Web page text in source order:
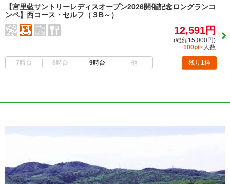
【宮里藍サントリーレディスオープン2026開催記念ロングランコ
ンペ】西コース・セルフ（３B～）
12,591円
(総額15,000円)
100pt×人数
7時台 8時台 9時台 他 残り1枠